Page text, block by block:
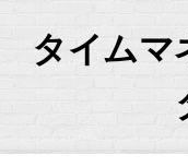
contentタイムマ